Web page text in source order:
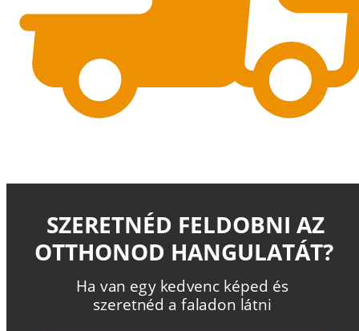
Ha van egy kedvenc képed és
szeretnéd a faladon látni
SZERETNÉD FELDOBNI AZ
OTTHONOD HANGULATÁT?